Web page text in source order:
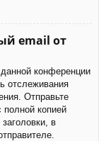
email от
конференции
отслеживания
Отправьте
копией
в